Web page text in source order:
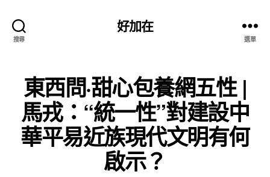
搜尋
好加在
選單
東西問·甜心包養網五性 |
馬戎：“統一性”對建設中
華平易近族現代文明有何
啟示？